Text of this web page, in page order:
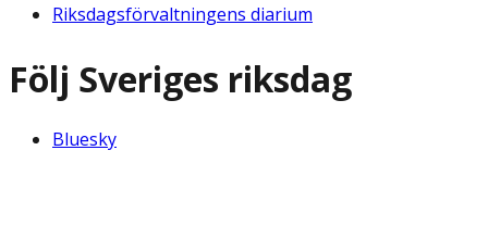
Riksdagsförvaltningens diarium
Följ Sveriges riksdag
Bluesky